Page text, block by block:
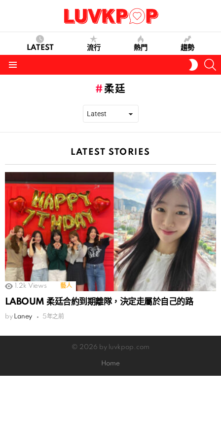
LATEST 流行 熱門 趨勢
SKIN
柔廷
LATEST STORIES
1.2k Views 藝人
LABOUM 柔廷合約到期離隊，決定走屬於自己的路
by Laney 5年之前
© 2026 by luvkpop.com
Home